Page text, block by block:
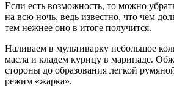
Если есть возможность, то можно
на всю ночь, ведь известно, что чем
тем нежнее оно в итоге получится.
Наливаем в мультиварку небольшое
масла и кладем курицу в маринаде.
стороны до образования легкой
режим «жарка».